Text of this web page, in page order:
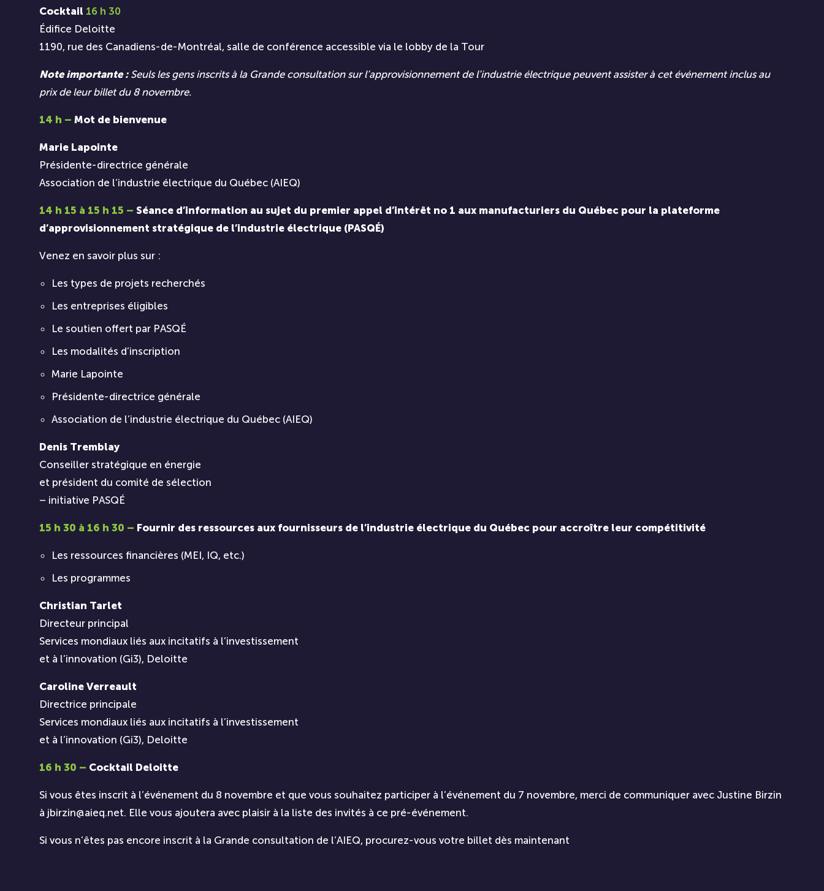
Cocktail 16 h 30
Édifice Deloitte
1190, rue des Canadiens-de-Montréal, salle de conférence accessible via le lobby de la Tour
Note importante : Seuls les gens inscrits à la Grande consultation sur l’approvisionnement de l’industrie électrique peuvent assister à cet événement inclus au
prix de leur billet du 8 novembre.
14 h – Mot de bienvenue
Marie Lapointe
Présidente-directrice générale
Association de l’industrie électrique du Québec (AIEQ)
14 h 15 à 15 h 15 – Séance d’information au sujet du premier appel d’intérêt no 1 aux manufacturiers du Québec pour la plateforme
d’approvisionnement stratégique de l’industrie électrique (PASQÉ)
Venez en savoir plus sur :
Les types de projets recherchés
Les entreprises éligibles
Le soutien offert par PASQÉ
Les modalités d’inscription
Marie Lapointe
Présidente-directrice générale
Association de l’industrie électrique du Québec (AIEQ)
Denis Tremblay
Conseiller stratégique en énergie
et président du comité de sélection
– initiative PASQÉ
15 h 30 à 16 h 30 – Fournir des ressources aux fournisseurs de l’industrie électrique du Québec pour accroître leur compétitivité
Les ressources financières (MEI, IQ, etc.)
Les programmes
Christian Tarlet
Directeur principal
Services mondiaux liés aux incitatifs à l’investissement
et à l’innovation (Gi3), Deloitte
Caroline Verreault
Directrice principale
Services mondiaux liés aux incitatifs à l’investissement
et à l’innovation (Gi3), Deloitte
16 h 30 – Cocktail Deloitte
Si vous êtes inscrit à l’événement du 8 novembre et que vous souhaitez participer à l’événement du 7 novembre, merci de communiquer avec Justine Birzin
à jbirzin@aieq.net. Elle vous ajoutera avec plaisir à la liste des invités à ce pré-événement.
Si vous n’êtes pas encore inscrit à la Grande consultation de l’AIEQ, procurez-vous votre billet dès maintenant